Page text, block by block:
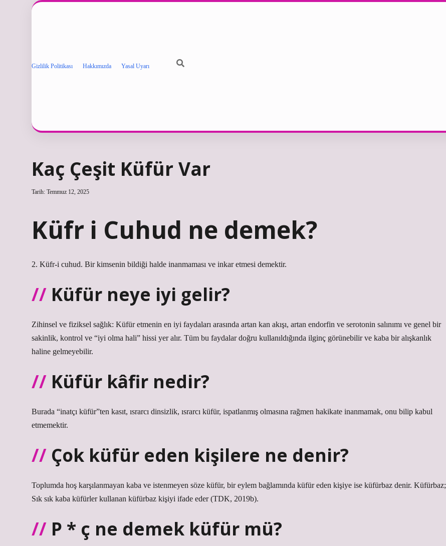
Gizlilik Politikası Hakkımızda Yasal Uyarı
Kaç Çeşit Küfür Var
Tarih: Temmuz 12, 2025
Küfr i Cuhud ne demek?
2. Küfr-i cuhud. Bir kimsenin bildiği halde inanmaması ve inkar etmesi demektir.
Küfür neye iyi gelir?
Zihinsel ve fiziksel sağlık: Küfür etmenin en iyi faydaları arasında artan kan akışı, artan endorfin ve serotonin salınımı ve genel bir
sakinlik, kontrol ve “iyi olma hali” hissi yer alır. Tüm bu faydalar doğru kullanıldığında ilginç görünebilir ve kaba bir alışkanlık
haline gelmeyebilir.
Küfür kâfir nedir?
Burada “inatçı küfür”ten kasıt, ısrarcı dinsizlik, ısrarcı küfür, ispatlanmış olmasına rağmen hakikate inanmamak, onu bilip kabul
etmemektir.
Çok küfür eden kişilere ne denir?
Toplumda hoş karşılanmayan kaba ve istenmeyen söze küfür, bir eylem bağlamında küfür eden kişiye ise küfürbaz denir. Küfürbaz;
Sık sık kaba küfürler kullanan küfürbaz kişiyi ifade eder (TDK, 2019b).
P * ç ne demek küfür mü?